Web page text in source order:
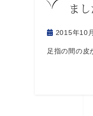
まし
2015年10
足指の間の皮